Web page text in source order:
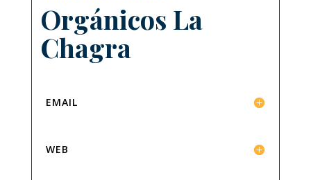
Orgánicos La
Chagra
EMAIL
WEB